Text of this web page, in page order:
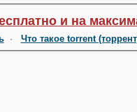
и на
· Что такое torrent